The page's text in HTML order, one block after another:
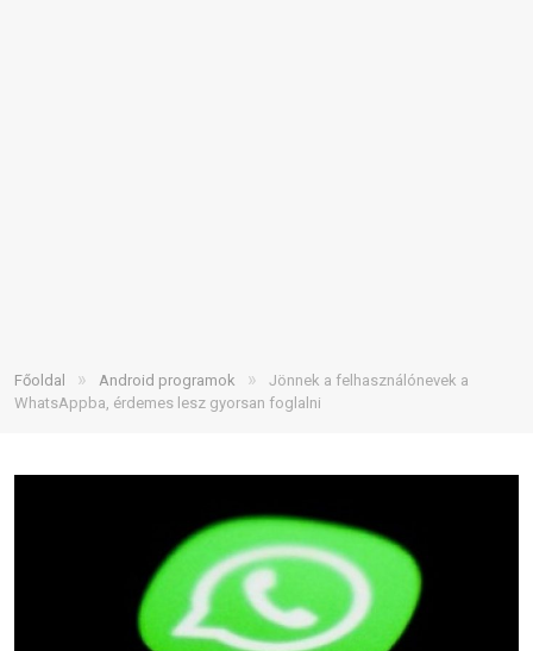
Főoldal » Android programok »
Jönnek a felhasználónevek a
WhatsAppba, érdemes lesz gyorsan foglalni